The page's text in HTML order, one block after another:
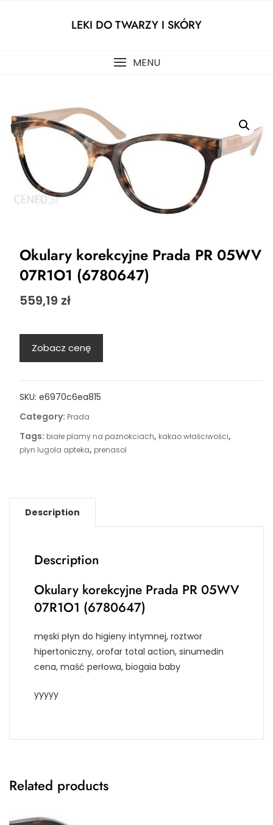
LEKI DO TWARZY I SKÓRY
MENU
Okulary korekcyjne Prada PR 05WV
07R1O1 (6780647)
559,19 zł
Zobacz cenę
SKU: e6970c6ea815
Category: Prada
Tags: białe plamy na paznokciach, kakao właściwości,
plyn lugola apteka, prenasol
Description
Description
Okulary korekcyjne Prada PR 05WV
07R1O1 (6780647)
męski płyn do higieny intymnej, roztwor
hipertoniczny, orofar total action, sinumedin
cena, maść perłowa, biogaia baby
yyyyy
Related products